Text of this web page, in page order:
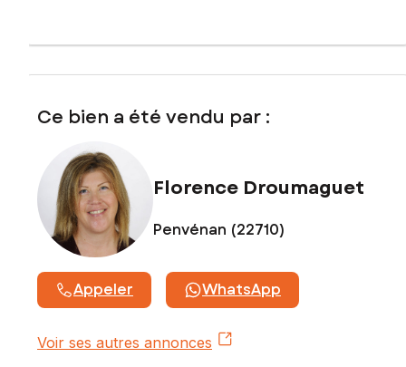
Ce bien a été vendu par :
Florence Droumaguet
Penvénan (22710)
Appeler WhatsApp
Voir ses autres annonces